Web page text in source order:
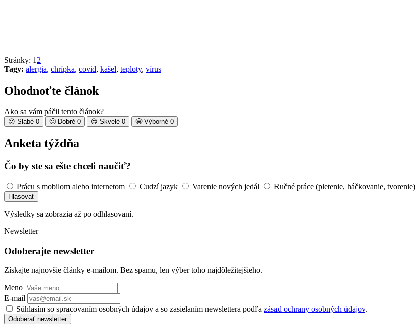
Stránky: 1 2
Tagy: alergia, chrípka, covid, kašel, teploty, vírus
Ohodnoťte článok
Ako sa vám páčil tento článok?
😕 Slabé 0 🙂 Dobré 0 😍 Skvelé 0 🤩 Výborné 0
Anketa týždňa
Čo by ste sa ešte chceli naučiť?
Prácu s mobilom alebo internetom Cudzí jazyk Varenie nových jedál Ručné práce (pletenie, háčkovanie, tvorenie)
Hlasovať
Výsledky sa zobrazia až po odhlasovaní.
Newsletter
Odoberajte newsletter
Získajte najnovšie články e-mailom. Bez spamu, len výber toho najdôležitejšieho.
Meno
E-mail
Súhlasím so spracovaním osobných údajov a so zasielaním newslettera podľa zásad ochrany osobných údajov.
Odoberať newsletter